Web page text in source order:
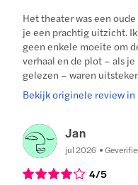
Het theater was een
je een prachtig uitzicht.
geen enkele moeite om
verhaal en de plot – als
gelezen – waren
Bekijk originele review in
Jan
jul 2026
4/5